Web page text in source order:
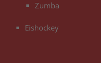
Zumba
Eishockey